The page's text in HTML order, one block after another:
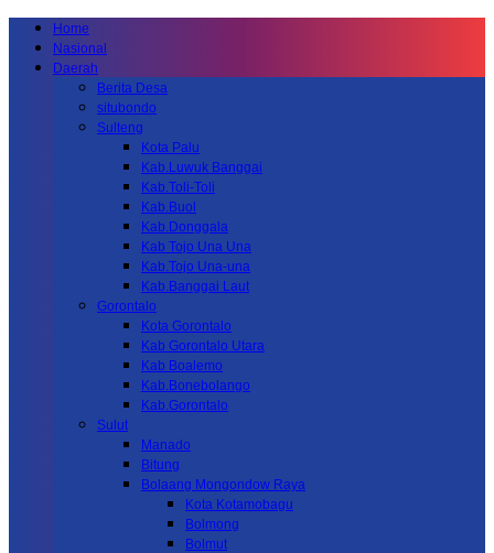
Home
Nasional
Daerah
Berita Desa
situbondo
Sulteng
Kota Palu
Kab.Luwuk Banggai
Kab.Toli-Toli
Kab.Buol
Kab.Donggala
Kab Tojo Una Una
Kab.Tojo Una-una
Kab.Banggai Laut
Gorontalo
Kota Gorontalo
Kab Gorontalo Utara
Kab Boalemo
Kab.Bonebolango
Kab.Gorontalo
Sulut
Manado
Bitung
Bolaang Mongondow Raya
Kota Kotamobagu
Bolmong
Bolmut